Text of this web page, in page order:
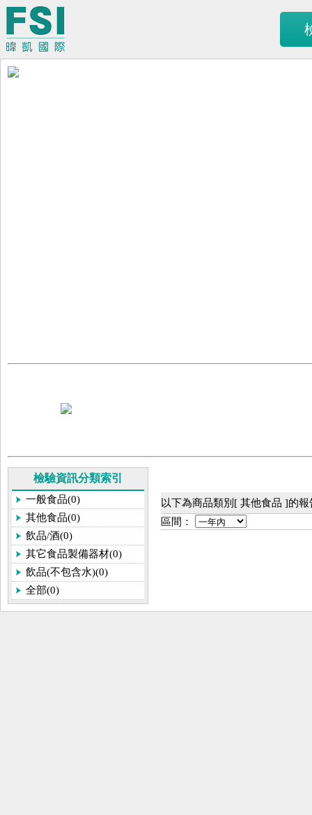
檢驗資訊分類索引
一般食品(0)
其他食品(0)
飲品/酒(0)
其它食品製備器材(0)
飲品(不包含水)(0)
全部(0)
以下為商品類別[ 其他食品 ]的
區間：